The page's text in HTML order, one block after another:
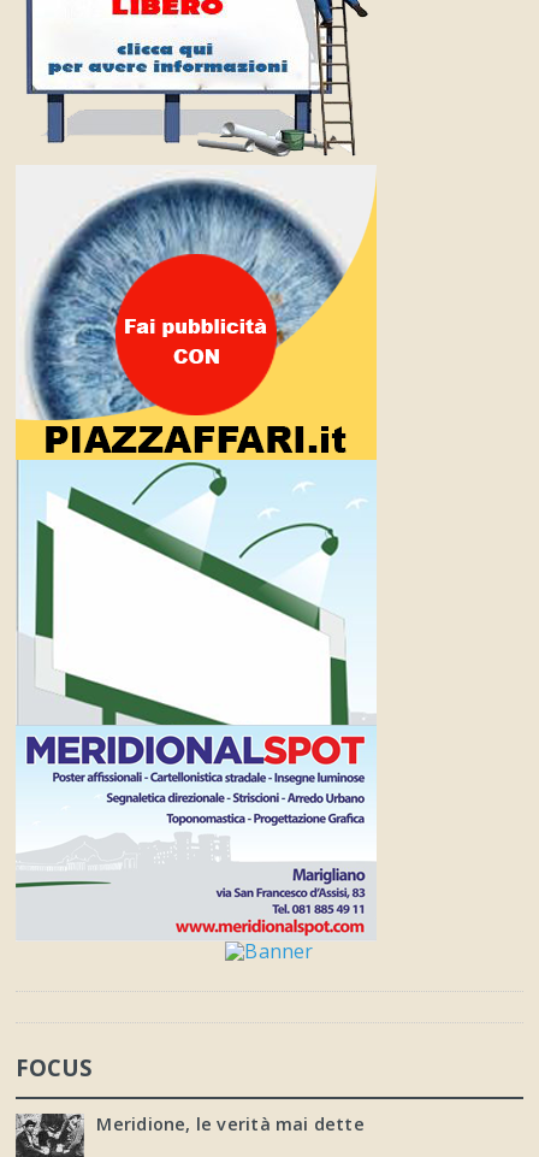
FOCUS
Meridione, le verità mai dette